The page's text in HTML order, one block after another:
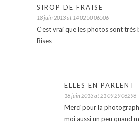
SIROP DE FRAISE
18 juin 2013 at 14 02 50 06506
C’est vrai que les photos sont très
Bises
ELLES EN PARLENT
18 juin 2013 at 21 09 29 06296
Merci pour la
moi aussi un peu quand